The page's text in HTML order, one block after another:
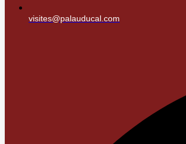
visites@palauducal.com